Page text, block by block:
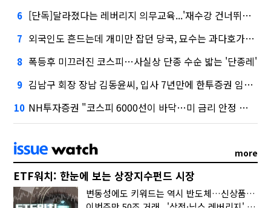
6 [단독]달라졌다는 레버리지 의무교육...'재수강 건너뛰기' 허점
7 외국인도 흔드는데 개미만 잡던 당국, 묘수는 과다호가부담금?
8 폭등후 미끄러진 코스피…사실상 단종 수순 밟는 '단종레'
9 김남구 회장 장남 김동윤씨, 입사 7년만에 한투증권 임원 승진
10 NH투자증권 "코스피 6000선이 바닥…미 금리 안정 후 추가 회복"
more
ETF워치: 한눈에 보는 상장지수펀드 시장
변동성에도 키워드는 역시 반도체…신상품은 우주·방산